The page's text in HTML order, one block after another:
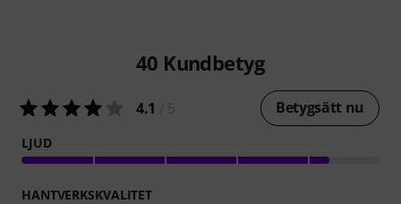
40 Kundbetyg
4.1 Betygsätt nu
LJUD
HANTVERKSKVALITET